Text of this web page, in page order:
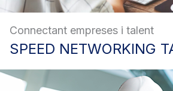
Connectant empreses i talent
SPEED NETWORKING